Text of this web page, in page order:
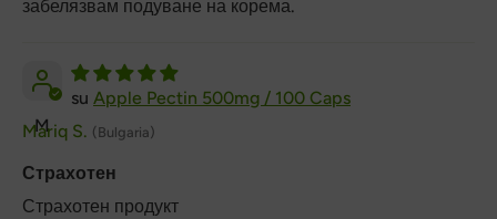
забелязвам подуване на корема.
M
Apple Pectin 500mg / 100 Caps
Mariq S. (Bulgaria)
Страхотен
Страхотен продукт